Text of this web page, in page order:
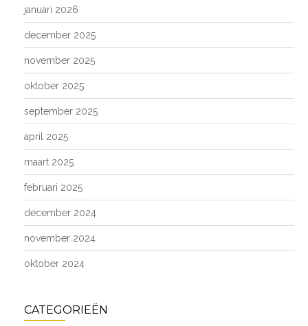
januari 2026
december 2025
november 2025
oktober 2025
september 2025
april 2025
maart 2025
februari 2025
december 2024
november 2024
oktober 2024
CATEGORIEËN